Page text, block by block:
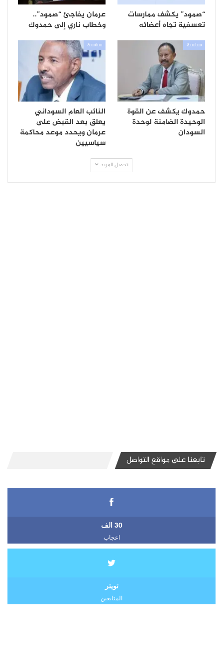
“صمود” يكشف ممارسات
تعسفية تجاه أعضائه
عرمان يفاجئ “صمود”..
وخطاب ناري إلى حمدوك
سياسية
حمدوك يكشف عن القوة
الوحيدة الضامنة لوحدة
السودان
سياسية
النائب العام السوداني
يعلق بعد القبض على
عرمان ويحدد موعد محاكمة
سياسيين
تحميل المزيد
تابعنا على مواقع التواصل
30 الف
اعجاب
تويتر
المتابعين